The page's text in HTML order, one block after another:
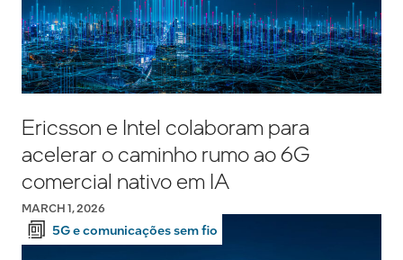
Ericsson e Intel colaboram para
acelerar o caminho rumo ao 6G
comercial nativo em IA
MARCH 1, 2026
5G e comunicações sem fio